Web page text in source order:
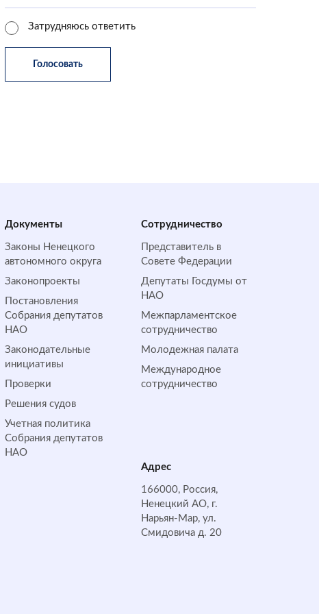
Затрудняюсь ответить
Документы
Законы Ненецкого
автономного округа
Законопроекты
Постановления
Собрания депутатов
НАО
Законодательные
инициативы
Проверки
Решения судов
Учетная политика
Собрания депутатов
НАО
Сотрудничество
Представитель в
Совете Федерации
Депутаты Госдумы от
НАО
Межпарламентское
сотрудничество
Молодежная палата
Международное
сотрудничество
Адрес
166000, Россия,
Ненецкий АО, г.
Нарьян-Мар, ул.
Смидовича д. 20